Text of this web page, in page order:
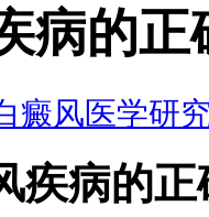
病的正
癜风医学研
疾病的